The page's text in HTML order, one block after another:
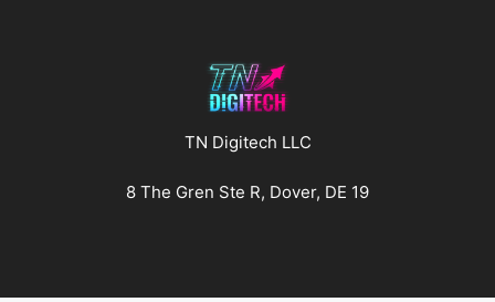
TN Digitech LLC
8 The Gren Ste R, Dover, DE 19